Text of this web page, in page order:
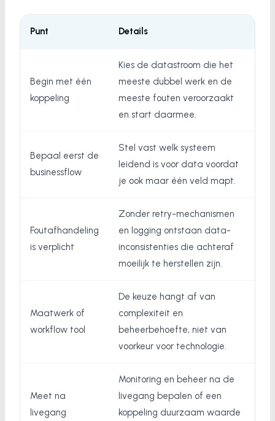
Punt Details
Begin met één
koppeling
Kies de datastroom die het
meeste dubbel werk en de
meeste fouten veroorzaakt
en start daarmee.
Bepaal eerst de
businessflow
Stel vast welk systeem
leidend is voor data voordat
je ook maar één veld mapt.
Foutafhandeling
is verplicht
Zonder retry-mechanismen
en logging ontstaan data-
inconsistenties die achteraf
moeilijk te herstellen zijn.
Maatwerk of
workflow tool
De keuze hangt af van
complexiteit en
beheerbehoefte, niet van
voorkeur voor technologie.
Meet na
livegang
Monitoring en beheer na de
livegang bepalen of een
koppeling duurzaam waarde